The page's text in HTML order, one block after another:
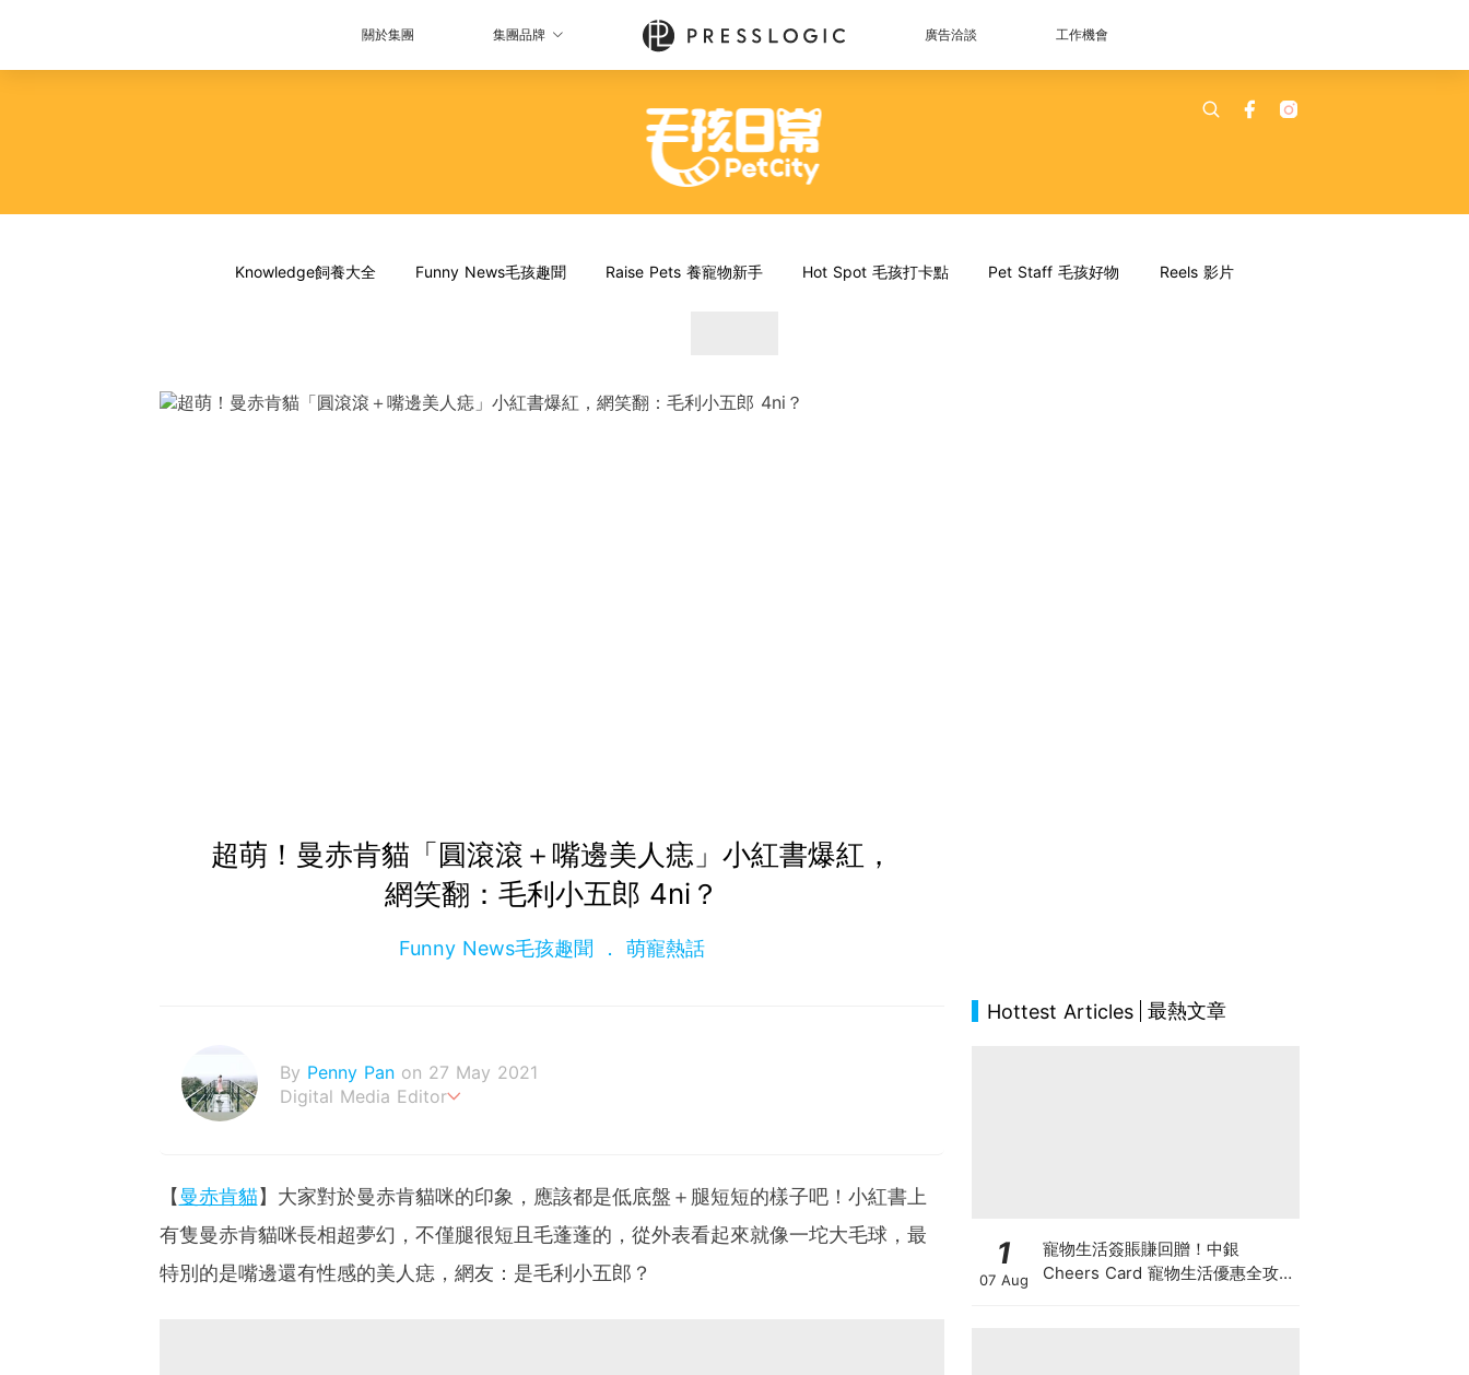
關於集團 集團品牌 廣告洽談 工作機會
Knowledge飼養大全 Funny News毛孩趣聞 Raise Pets 養寵物新手 Hot Spot 毛孩打卡點 Pet Staff 毛孩好物 Reels 影片
超萌！曼赤肯貓「圓滾滾＋嘴邊美人痣」小紅書爆紅，
網笑翻：毛利小五郎 4ni？
Funny News毛孩趣聞 萌寵熱話
By Penny Pan on 27 May 2021
Digital Media Editor
【 曼赤肯貓】大家對於曼赤肯貓咪的印象，應該都是低底盤＋腿短短的樣子吧！小紅書上
有隻曼赤肯貓咪長相超夢幻，不僅腿很短且毛蓬蓬的，從外表看起來就像一坨大毛球，最
特別的是嘴邊還有性感的美人痣，網友：是毛利小五郎？
Hottest Articles 最熱文章
1
07 Aug
寵物生活簽賬賺回贈！中銀
Cheers Card 寵物生活優惠全攻